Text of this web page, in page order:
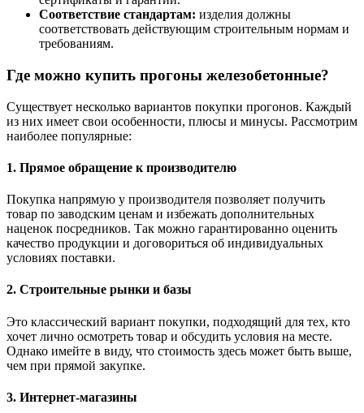
Соответствие стандартам: изделия должны
соответствовать действующим строительным нормам и
требованиям.
Где можно купить прогоны железобетонные?
Существует несколько вариантов покупки прогонов. Каждый
из них имеет свои особенности, плюсы и минусы. Рассмотрим
наиболее популярные:
1. Прямое обращение к производителю
Покупка напрямую у производителя позволяет получить
товар по заводским ценам и избежать дополнительных
наценок посредников. Так можно гарантированно оценить
качество продукции и договориться об индивидуальных
условиях поставки.
2. Строительные рынки и базы
Это классический вариант покупки, подходящий для тех, кто
хочет лично осмотреть товар и обсудить условия на месте.
Однако имейте в виду, что стоимость здесь может быть выше,
чем при прямой закупке.
3. Интернет-магазины